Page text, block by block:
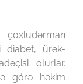
çoxludərman
diabet, ürək-
olurlar.
görə həkim